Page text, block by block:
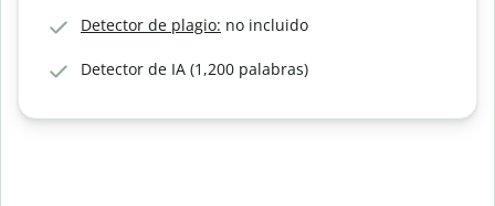
Detector de plagio: no incluido
Detector de IA (1,200 palabras)